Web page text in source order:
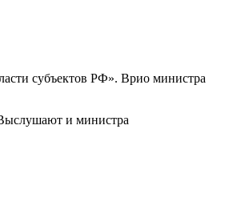
субъектов РФ». Врио министра
и министра